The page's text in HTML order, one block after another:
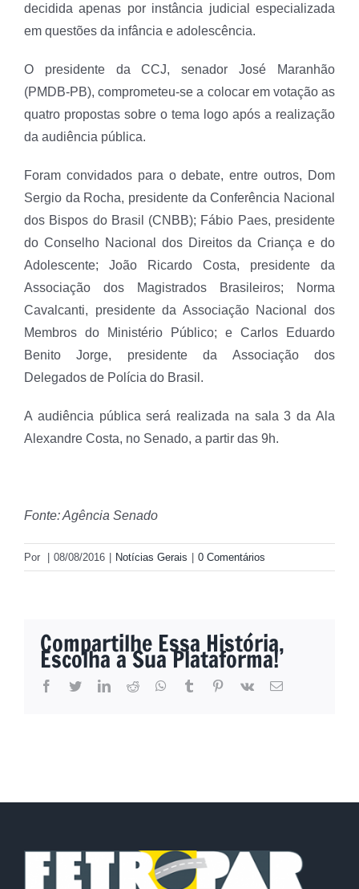
decidida apenas por instância judicial especializada
em questões da infância e adolescência.
O presidente da CCJ, senador José Maranhão
(PMDB-PB), comprometeu-se a colocar em votação as
quatro propostas sobre o tema logo após a realização
da audiência pública.
Foram convidados para o debate, entre outros, Dom
Sergio da Rocha, presidente da Conferência Nacional
dos Bispos do Brasil (CNBB); Fábio Paes, presidente
do Conselho Nacional dos Direitos da Criança e do
Adolescente; João Ricardo Costa, presidente da
Associação dos Magistrados Brasileiros; Norma
Cavalcanti, presidente da Associação Nacional dos
Membros do Ministério Público; e Carlos Eduardo
Benito Jorge, presidente da Associação dos
Delegados de Polícia do Brasil.
A audiência pública será realizada na sala 3 da Ala
Alexandre Costa, no Senado, a partir das 9h.
Fonte: Agência Senado
Por 08/08/2016 Notícias Gerais 0 Comentários
Compartilhe Essa História,
Escolha a Sua Plataforma!
facebook
twitterlinkedinreddit whatsapptumblr pinterest
vk
E-